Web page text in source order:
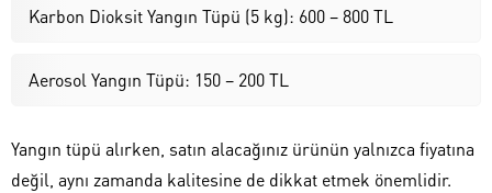
Karbon Dioksit Yangın Tüpü (5 kg): 600 – 800 TL
Aerosol Yangın Tüpü: 150 – 200 TL
Yangın tüpü alırken, satın alacağınız ürünün yalnızca fiyatına
değil, aynı zamanda kalitesine de dikkat etmek önemlidir.